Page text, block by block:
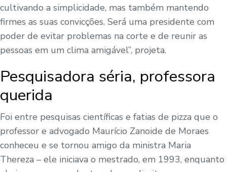
cultivando a simplicidade, mas também mantendo
firmes as suas convicções. Será uma presidente com
poder de evitar problemas na corte e de reunir as
pessoas em um clima amigável”, projeta.
Pesquisadora séria, professora
querida
Foi entre pesquisas científicas e fatias de pizza que o
professor e advogado Maurício Zanoide de Moraes
conheceu e se tornou amigo da ministra Maria
Thereza – ele iniciava o mestrado, em 1993, enquanto